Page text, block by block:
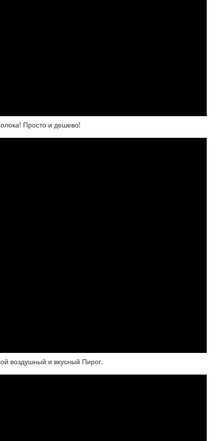
Просто и дешево!
воздушный и вкусный Пирог.